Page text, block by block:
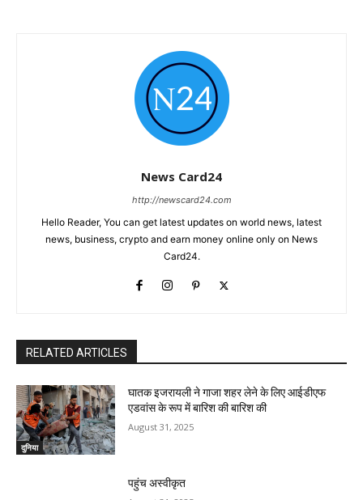
News Card24
http://newscard24.com
Hello Reader, You can get latest updates on world news, latest
news, business, crypto and earn money online only on News
Card24.
RELATED ARTICLES
दुनिया
घातक इजरायली ने गाजा शहर लेने के लिए आईडीएफ
एडवांस के रूप में बारिश की बारिश की
August 31, 2025
पहुंच अस्वीकृत